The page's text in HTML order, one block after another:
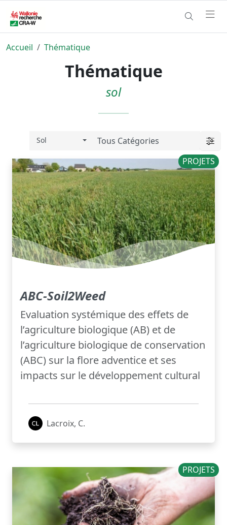
Accueil Thématique
Thématique
sol
Sol
PROJETS
ABC-Soil2Weed
Evaluation systémique des effets de
l’agriculture biologique (AB) et de
l’agriculture biologique de conservation
(ABC) sur la flore adventice et ses
impacts sur le développement cultural
Lacroix, C.
PROJETS